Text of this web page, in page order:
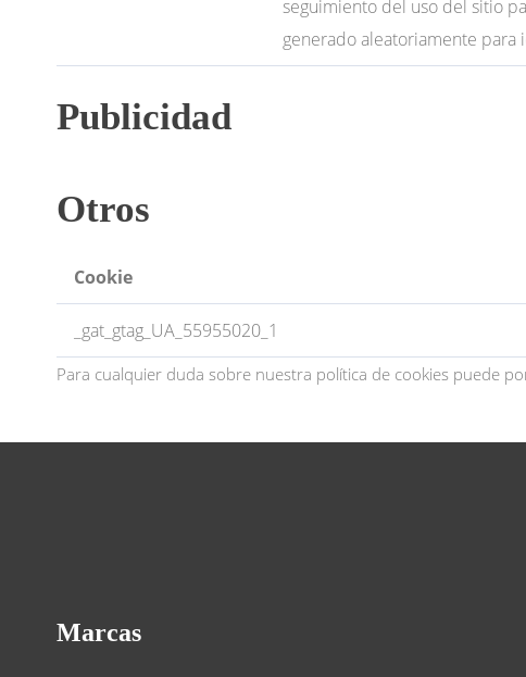
seguimiento del uso del sitio
generado aleatoriamente para
Publicidad
Otros
Cookie
_gat_gtag_UA_55955020_1
Para cualquier duda sobre nuestra política de cookies puede
Marcas